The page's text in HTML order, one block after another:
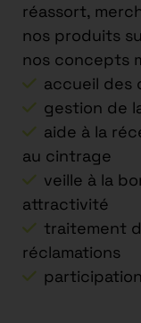
réassort,
nos produits
nos concepts
accueil des
gestion de
aide à la
au cintrage
veille à la
attractivité
traitement
réclamations